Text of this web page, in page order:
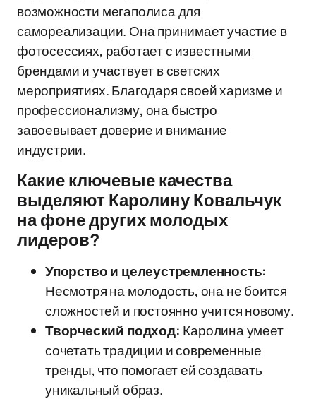
возможности мегаполиса для
самореализации. Она принимает участие в
фотосессиях, работает с известными
брендами и участвует в светских
мероприятиях. Благодаря своей харизме и
профессионализму, она быстро
завоевывает доверие и внимание
индустрии.
Какие ключевые качества
выделяют Каролину Ковальчук
на фоне других молодых
лидеров?
Упорство и целеустремленность:
Несмотря на молодость, она не боится
сложностей и постоянно учится новому.
Творческий подход: Каролина умеет
сочетать традиции и современные
тренды, что помогает ей создавать
уникальный образ.